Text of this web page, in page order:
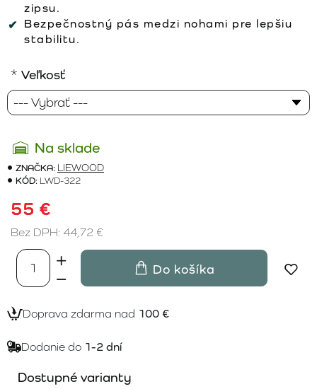
zipsu.
Bezpečnostný pás medzi nohami pre lepšiu
stabilitu.
Na sklade
ZNAČKA: LIEWOOD
KÓD: LWD-322
55 €
Bez DPH: 44,72 €
Veľkosť
Do košíka
Doprava zdarma nad 100 €
Dodanie do 1-2 dní
Dostupné varianty